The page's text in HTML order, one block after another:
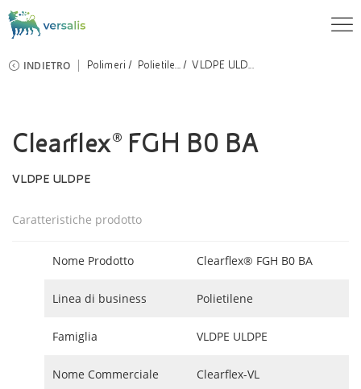
INDIETRO Polimeri Polietile... VLDPE ULD...
Clearflex® FGH B0 BA
VLDPE ULDPE
Caratteristiche prodotto
Nome Prodotto Clearflex® FGH B0 BA
Linea di business Polietilene
Famiglia VLDPE ULDPE
Nome Commerciale Clearflex-VL